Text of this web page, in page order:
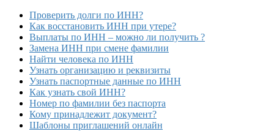
Проверить долги по ИНН?
Как восстановить ИНН при утере?
Выплаты по ИНН – можно ли получить ?
Замена ИНН при смене фамилии
Найти человека по ИНН
Узнать организацию и реквизиты
Узнать паспортные данные по ИНН
Как узнать свой ИНН?
Номер по фамилии без паспорта
Кому принадлежит документ?
Шаблоны приглашений онлайн